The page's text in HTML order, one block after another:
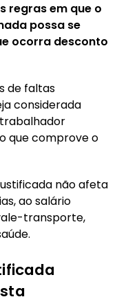
por
regras em que o
possa se
ocorra desconto
de faltas
considerada
que comprove o
não afeta
ao salário
transporte,